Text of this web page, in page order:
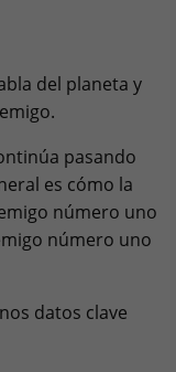
del planeta y
pasando
es cómo la
número uno
número uno
datos clave